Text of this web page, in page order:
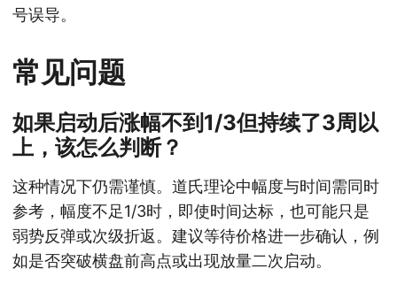
号误导。
常见问题
如果启动后涨幅不到1/3但持续了3周以
上，该怎么判断？
这种情况下仍需谨慎。道氏理论中幅度与时间需同时
参考，幅度不足1/3时，即使时间达标，也可能只是
弱势反弹或次级折返。建议等待价格进一步确认，例
如是否突破横盘前高点或出现放量二次启动。